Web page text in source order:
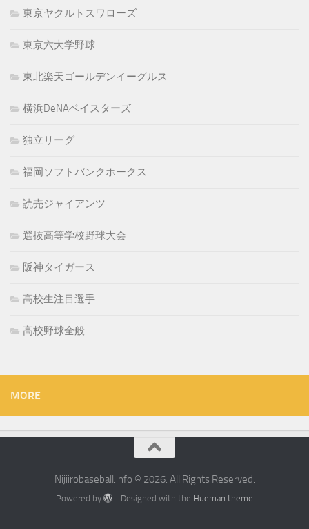
東京ヤクルトスワローズ
東京六大学野球
東北楽天ゴールデンイーグルス
横浜DeNAベイスターズ
独立リーグ
福岡ソフトバンクホークス
読売ジャイアンツ
選抜高等学校野球大会
阪神タイガース
高校生注目選手
高校野球全般
MORE
Nijiirobaseball.info © 2026. All Rights Reserved.
Powered by - Designed with the Hueman theme